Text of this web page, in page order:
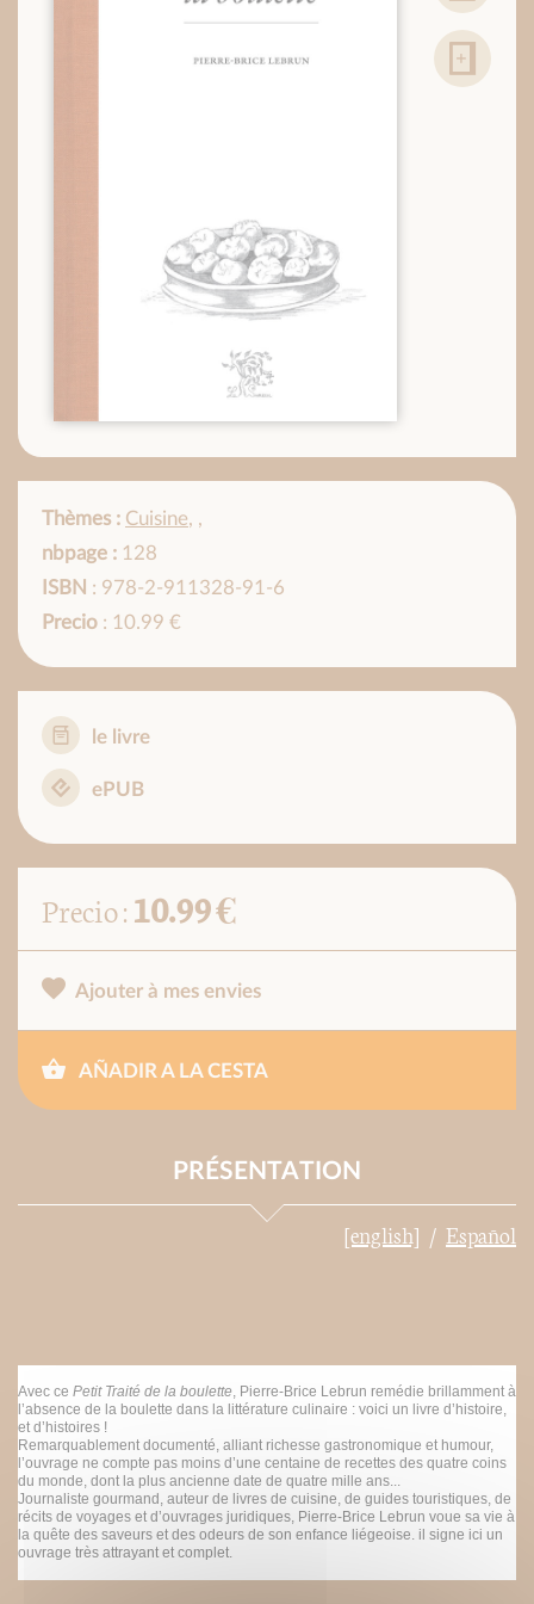
Thèmes : Cuisine, ,
nbpage : 128
ISBN : 978-2-911328-91-6
Precio : 10.99 €
le livre
ePUB
Precio :10.99 €
Ajouter à mes envies
AÑADIR A LA CESTA
PRÉSENTATION
[english] Español
Avec ce Petit Traité de la boulette, Pierre-Brice Lebrun remédie brillamment à
l’absence de la boulette dans la littérature culinaire : voici un livre d’histoire,
et d’histoires !
Remarquablement documenté, alliant richesse gastronomique et humour,
l’ouvrage ne compte pas moins d’une centaine de recettes des quatre coins
du monde, dont la plus ancienne date de quatre mille ans...
Journaliste gourmand, auteur de livres de cuisine, de guides touristiques, de
récits de voyages et d’ouvrages juridiques, Pierre-Brice Lebrun voue sa vie à
la quête des saveurs et des odeurs de son enfance liégeoise. il signe ici un
ouvrage très attrayant et complet.